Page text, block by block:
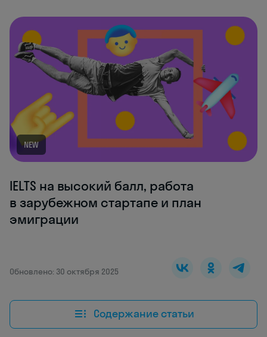
NEW
IELTS на высокий балл, работа
в зарубежном стартапе и план
эмиграции
Обновлено: 30 октября 2025
Содержание статьи